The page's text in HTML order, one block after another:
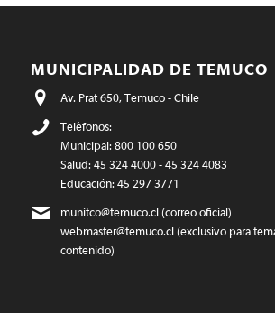
MUNICIPALIDAD DE TEMUCO
Av. Prat 650, Temuco - Chile
Teléfonos:
Municipal: 800 100 650
Salud: 45 324 4000 - 45 324 4083
Educación: 45 297 3771
munitco@temuco.cl(correo oficial)
webmaster@temuco.cl(exclusivo para
contenido)